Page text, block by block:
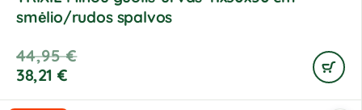
smėlio/rudos spalvos
44,95€
38,21 €